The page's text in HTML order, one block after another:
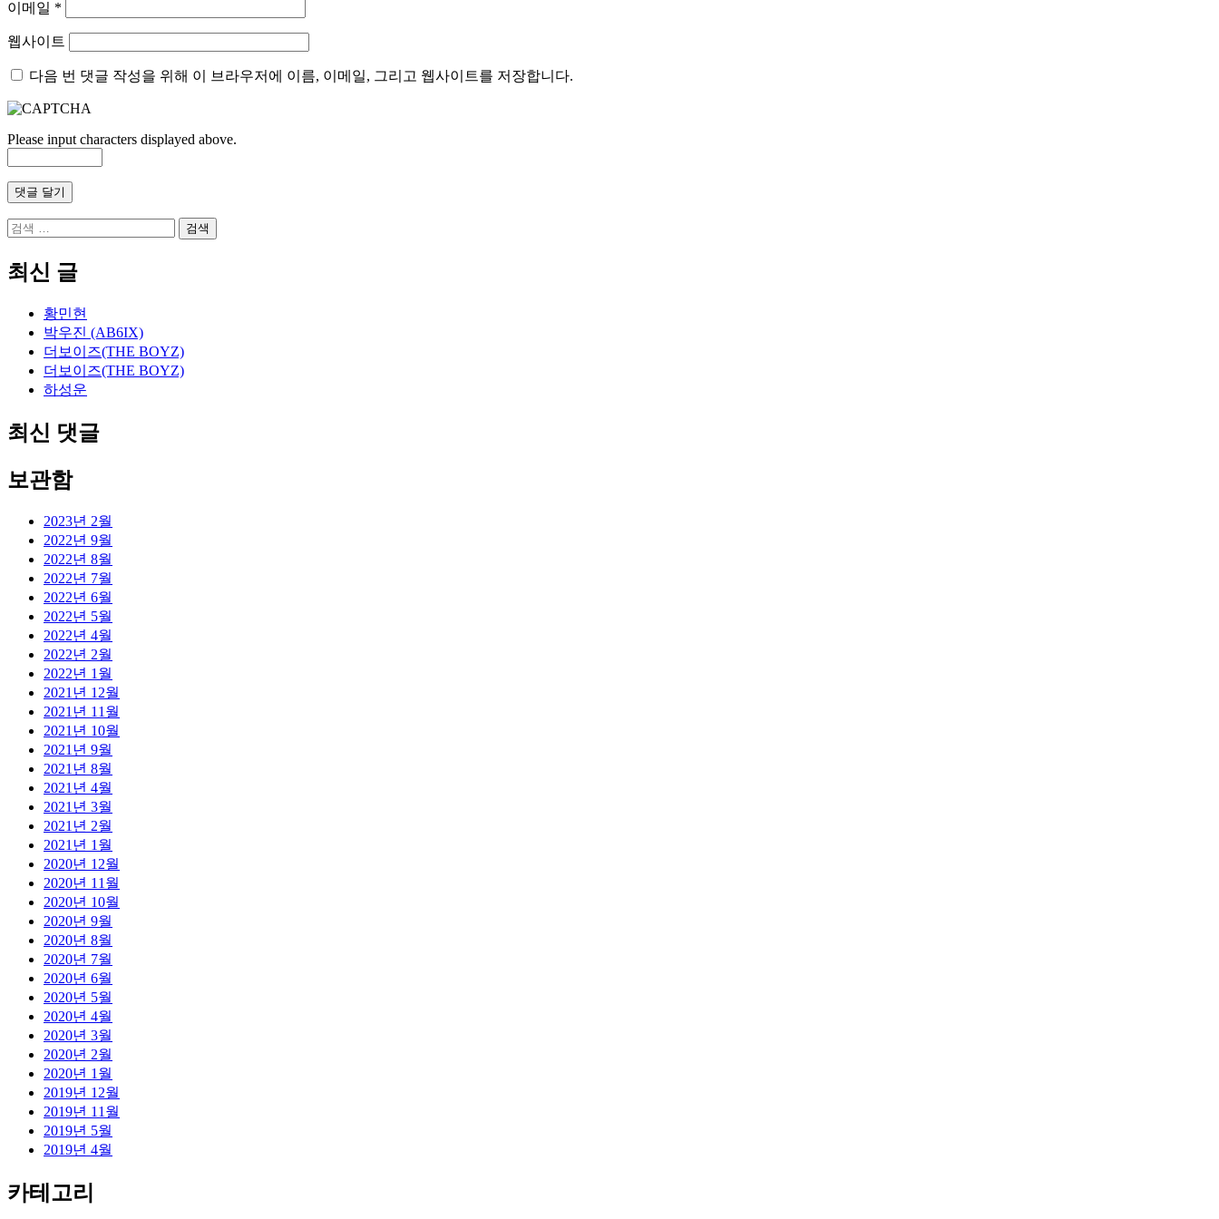
이메일 *
웹사이트
다음 번 댓글 작성을 위해 이 브라우저에 이름, 이메일, 그리고 웹사이트를 저장합니다.
Please input characters displayed above.
검
어:
최신 글
황민현
박우진 (AB6IX)
더보이즈(THE BOYZ)
더보이즈(THE BOYZ)
하성운
최신 댓글
보관함
2023년 2월
2022년 9월
2022년 8월
2022년 7월
2022년 6월
2022년 5월
2022년 4월
2022년 2월
2022년 1월
2021년 12월
2021년 11월
2021년 10월
2021년 9월
2021년 8월
2021년 4월
2021년 3월
2021년 2월
2021년 1월
2020년 12월
2020년 11월
2020년 10월
2020년 9월
2020년 8월
2020년 7월
2020년 6월
2020년 5월
2020년 4월
2020년 3월
2020년 2월
2020년 1월
2019년 12월
2019년 11월
2019년 5월
2019년 4월
카테고리